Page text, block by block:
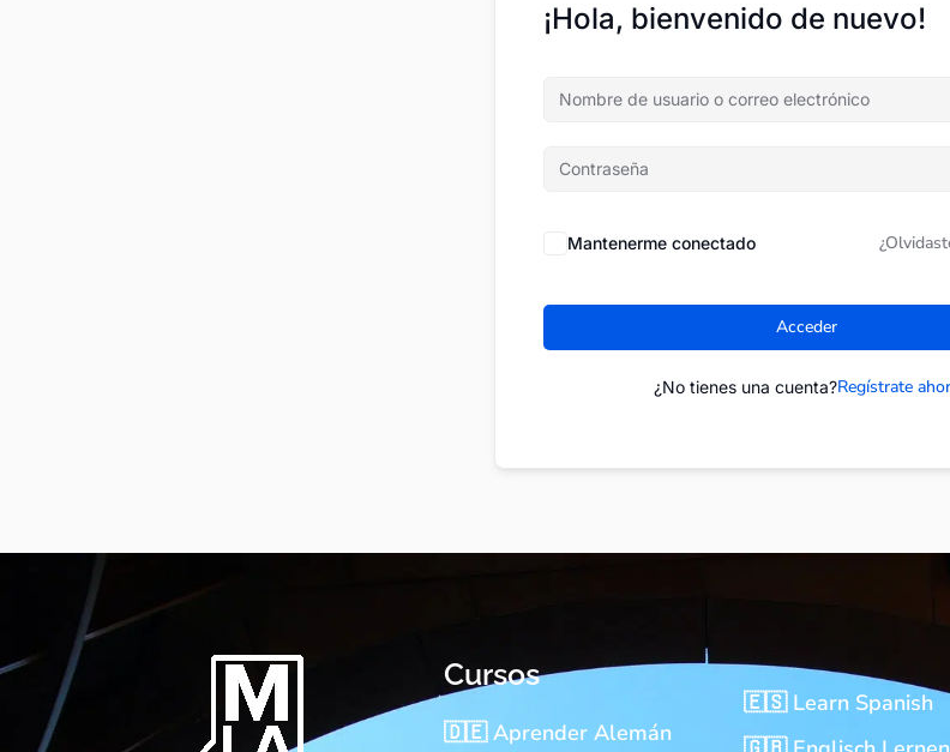
¡Hola, bienvenido de nuevo!
Mantenerme conectado
Acceder
¿No tienes una cuenta?Regístrate
Cursos
🇩🇪 Aprender Alemán
🇪🇸 Learn Spanish